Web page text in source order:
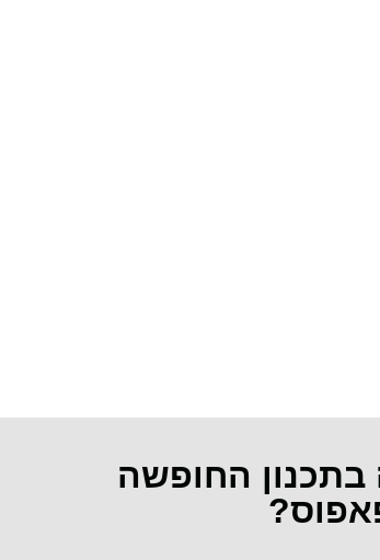
בתכנון החופשה